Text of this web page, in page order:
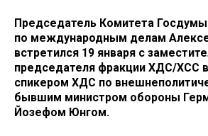
Председатель Комитета Госдумы
по международным делам
встретился 19 января с
председателя фракции ХДС/ХСС
спикером ХДС по
бывшим министром обороны
Йозефом Юнгом.